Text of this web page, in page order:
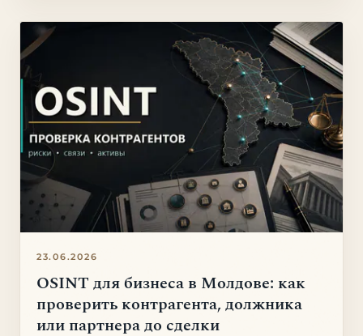
23.06.2026
OSINT для бизнеса в Молдове: как
проверить контрагента, должника
или партнера до сделки